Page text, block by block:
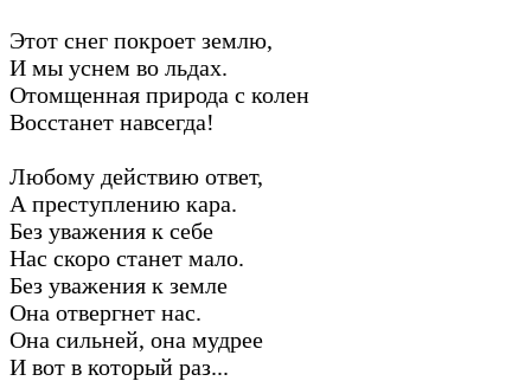
Этот снег покроет землю,
И мы уснем во льдах.
Отомщенная природа с колен
Восстанет навсегда!
Любому действию ответ,
А преступлению кара.
Без уважения к себе
Нас скоро станет мало.
Без уважения к земле
Она отвергнет нас.
Она сильней, она мудрее
И вот в который раз...